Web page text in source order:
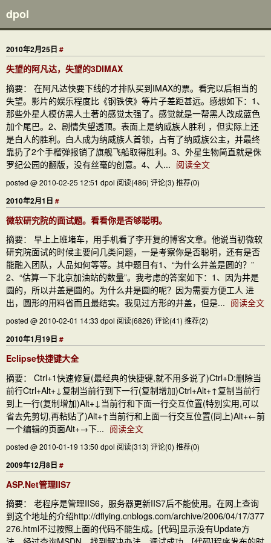
dpol
2010年2月25日 #
失望的阿凡达，失望的3DIMAX
摘要： 在阿凡达快要下线的才排队买到IMAX的票。看完以后相当的
失望。影片的娱乐程度比《钢铁侠》等片子差距甚远。感想如下：1、
那些外星人模仿黑人土著的感觉太强了。感觉就是一帮黑人改成蓝色
加个尾巴。2、剧情失望透顶。表面上是纳威族人胜利 ，但实际上还
是白人的胜利。白人成为纳威族人首领，占有了纳威族公主，并最终
靠扔了2个手榴弹报销了旗舰飞船取得胜利。3、外星生物简直就是侏
罗纪公园的翻版，没有丝毫的创意。4、人... 阅读全文
posted @ 2010-02-25 12:51 dpol 阅读(486) 评论(3) 推荐(0)
2010年2月1日 #
微软研究院的面试题。看看你是否够聪明。
摘要： 早上上班堵车，用手机看了李开复的博客文章。他说当初微软
研究院面试的时候主要问几类问题，一是考察你是否聪明，还有是否
能融入团队，人品如何等等。其中题目有1、“为什么井盖是圆的？”
2、“估算一下北京加油站的数量”。我考虑的答案如下：1、因为井是
圆的，所以井盖是圆的。为什么井是圆的呢？因为需要方便工人 进
出，圆形的用料省而且最结实。我见过方形的井盖，但是... 阅读全文
posted @ 2010-02-01 14:33 dpol 阅读(6826) 评论(41) 推荐(2)
2010年1月19日 #
Eclipse快捷键大全
摘要： Ctrl+1快速修复(最经典的快捷键,就不用多说了)Ctrl+D:删除当
前行Ctrl+Alt+↓复制当前行到下一行(复制增加)Ctrl+Alt+↑复制当前行
到上一行(复制增加)Alt+↓当前行和下面一行交互位置(特别实用,可以
省去先剪切,再粘贴了)Alt+↑当前行和上面一行交互位置(同上)Alt+←前
一个编辑的页面Alt+→下... 阅读全文
posted @ 2010-01-19 13:50 dpol 阅读(313) 评论(0) 推荐(0)
2009年12月8日 #
ASP.Net管理IIS7
摘要： 老程序是管理IIS6，服务器更新IIS7后不能使用。在网上查询
到这个地址的介绍http://dflying.cnblogs.com/archive/2006/04/17/377
276.html不过按照上面的代码不能生成。[代码]显示没有Update方